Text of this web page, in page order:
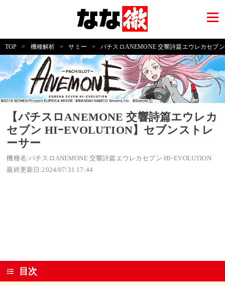
TOP > 機種解析 > サミー > パチスロANEMONE 交響詩篇エウレカセブ
【パチスロANEMONE 交響詩篇エウレカ
セブン HIｰEVOLUTION】セブンストレ
ーサー
機種名:パチスロANEMONE 交響詩篇エウレカセブン HIｰEVOLUTION
最終更新日:2024/07/31 17:44
目次